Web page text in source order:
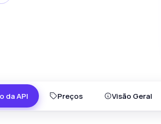
da API Preços Visão Geral